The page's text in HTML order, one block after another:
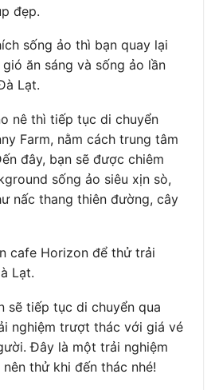
đẹp.
sống ảo thì bạn quay lại
ăn sáng và sống ảo lần
Lạt.
nê thì tiếp tục di chuyển
Farm, nằm cách trung tâm
đây, bạn sẽ được chiêm
sống ảo siêu xịn sò,
nấc thang thiên đường, cây
cafe Horizon để thử trải
Lạt.
sẽ tiếp tục di chuyển qua
nghiệm trượt thác với giá vé
Đây là một trải nghiệm
thử khi đến thác nhé!